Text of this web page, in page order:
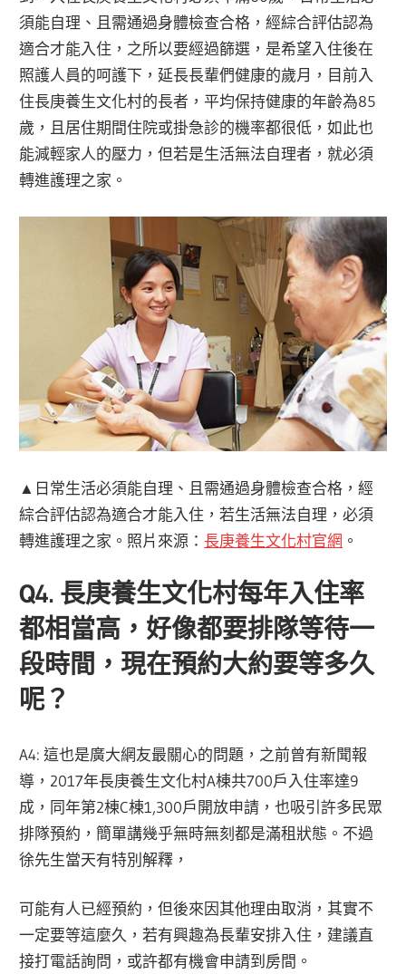
須能自理、且需通過身體檢查合格，經綜合評估認為
適合才能入住，之所以要經過篩選，是希望入住後在
照護人員的呵護下，延長長輩們健康的歲月，目前入
住長庚養生文化村的長者，平均保持健康的年齡為85
歲，且居住期間住院或掛急診的機率都很低，如此也
能減輕家人的壓力，但若是生活無法自理者，就必須
轉進護理之家。
▲日常生活必須能自理、且需通過身體檢查合格，經
綜合評估認為適合才能入住，若生活無法自理，必須
轉進護理之家。照片來源： 長庚養生文化村官網 。
Q4. 長庚養生文化村每年入住率
都相當高，好像都要排隊等待一
段時間，現在預約大約要等多久
呢？
A4: 這也是廣大網友最關心的問題，之前曾有新聞報
導，2017年長庚養生文化村A棟共700戶入住率達9
成，同年第2棟C棟1,300戶開放申請，也吸引許多民眾
排隊預約，簡單講幾乎無時無刻都是滿租狀態。不過
徐先生當天有特別解釋，
可能有人已經預約，但後來因其他理由取消，其實不
一定要等這麼久，若有興趣為長輩安排入住，建議直
接打電話詢問，或許都有機會申請到房間。